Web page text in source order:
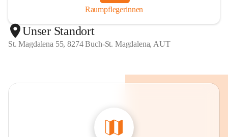
Raumpflegerinnen
Unser Standort
St. Magdalena 55, 8274 Buch-St. Magdalena, AUT